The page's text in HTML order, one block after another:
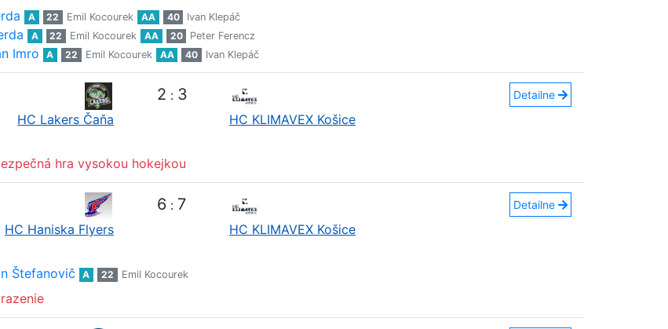
A 22 Emil Kocourek AA 40
Ivan Klepáč
A 22 Emil Kocourek AA 20
Peter Ferencz
Imro A 22 Emil Kocourek AA 40 Ivan Klepáč
HC Lakers Čaňa
2 : 3
HC KLIMAVEX Košice
Detailne
hra vysokou hokejkou
HC Haniska Flyers
6 : 7
HC KLIMAVEX Košice
Detailne
Štefanovič A 22 Emil Kocourek